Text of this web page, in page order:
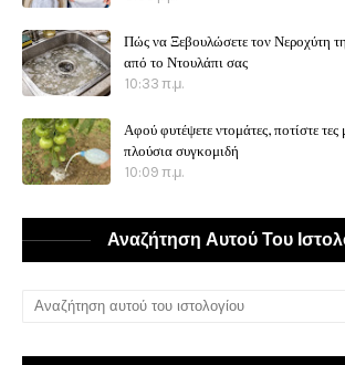
Πώς να Ξεβουλώσετε τον Νεροχύτη
από το Ντουλάπι σας
10:33 π.μ.
Αφού φυτέψετε ντομάτες, ποτίστε τες
πλούσια συγκομιδή
10:09 π.μ.
Αναζήτηση Αυτού Του